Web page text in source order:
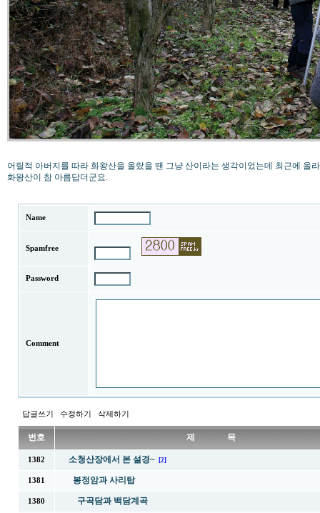
어릴적 아버지를 따라 화왕산을 올랐을 땐 그냥 산이라는 생각이었는데 최근에 올
화왕산이 참 아름답더군요.
Name
Spamfree
Password
Comment
답글쓰기 수정하기 삭제하기
번호 제 목
1382 소청산장에서 본 설경~ [2]
1381 봉정암과 사리탑
1380 구곡담과 백담계곡